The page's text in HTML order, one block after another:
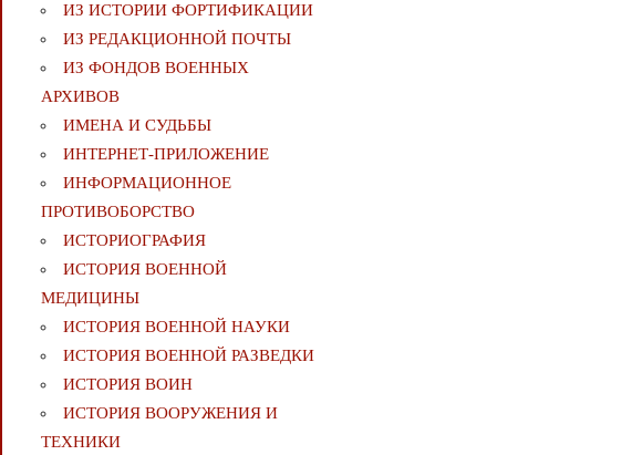
ИЗ ИСТОРИИ ФОРТИФИКАЦИИ
ИЗ РЕДАКЦИОННОЙ ПОЧТЫ
ИЗ ФОНДОВ ВОЕННЫХ
АРХИВОВ
ИМЕНА И СУДЬБЫ
ИНТЕРНЕТ-ПРИЛОЖЕНИЕ
ИНФОРМАЦИОННОЕ
ПРОТИВОБОРСТВО
ИСТОРИОГРАФИЯ
ИСТОРИЯ ВОЕННОЙ
МЕДИЦИНЫ
ИСТОРИЯ ВОЕННОЙ НАУКИ
ИСТОРИЯ ВОЕННОЙ РАЗВЕДКИ
ИСТОРИЯ ВОИН
ИСТОРИЯ ВООРУЖЕНИЯ И
ТЕХНИКИ